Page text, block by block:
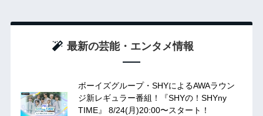
最新の芸能・エンタメ情報
ボーイズグループ・SHYによるAWAラウン
ジ新レギュラー番組！『SHYの！SHYny
TIME』 8/24(月)20:00〜スタート！